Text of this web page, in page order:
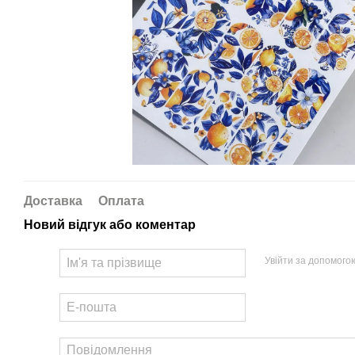
Доставка
Оплата
Новий відгук або коментар
Увійти за